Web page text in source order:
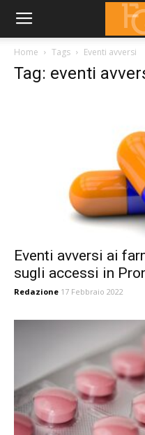
Home Tags Eventi avversi
Tag: eventi
Eventi avversi ai
sugli accessi in
Redazione 17 Febbraio 2022